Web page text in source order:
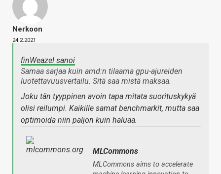
Nerkoon
24.2.2021
finWeazel sanoi
Samaa sarjaa kuin amd:n tilaama gpu-ajureiden
luotettavuusvertailu. Sitä saa mistä maksaa.
Joku tän tyyppinen avoin tapa mitata suorituskykyä
olisi reilumpi. Kaikille samat benchmarkit, mutta saa
optimoida niin paljon kuin haluaa.
MLCommons
MLCommons aims to accelerate